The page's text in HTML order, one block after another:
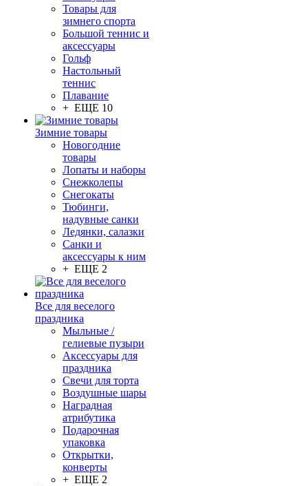
Товары для
зимнего спорта
Большой теннис и
аксессуары
Гольф
Настольный
теннис
Плавание
+ ЕЩЕ 10
Зимние товары
Новогодние
товары
Лопаты и наборы
Снежколепы
Снегокаты
Тюбинги,
надувные санки
Ледянки, салазки
Санки и
аксессуары к ним
+ ЕЩЕ 2
Все для веселого
праздника
Мыльные /
гелиевые пузыри
Аксессуары для
праздника
Свечи для торта
Воздушные шары
Наградная
атрибутика
Подарочная
упаковка
Открытки,
конверты
+ ЕЩЕ 2